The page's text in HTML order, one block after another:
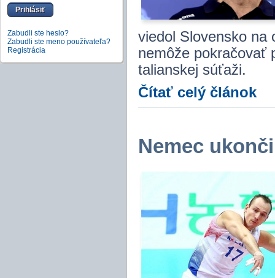
Zabudli ste heslo?
Zabudli ste meno používateľa?
Registrácia
viedol Slovensko na
nemôže pokračovať
talianskej súťaži.
Čítať celý článok
Nemec